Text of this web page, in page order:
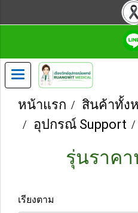
หน้าแรก
สินค้าทั้ง
อุปกรณ์ Support
รุ่นราค
เรียงตาม